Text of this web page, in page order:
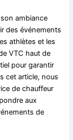
ambiance
des événements
athlètes et les
VTC haut de
pour garantir
cet article, nous
de chauffeur
aux
de